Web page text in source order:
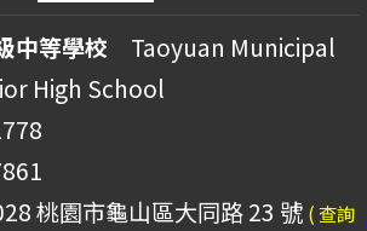
中等學校 Taoyuan Municipal
High School
桃園市龜山區大同路 23 號 ( 查詢